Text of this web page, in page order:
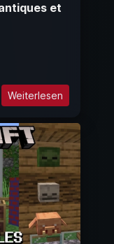
et
Weiterlesen